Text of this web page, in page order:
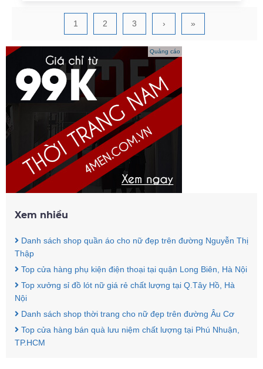
1 2 3 › »
Quảng cáo
Xem nhiều
Danh sách shop quần áo cho nữ đẹp trên đường Nguyễn Thị
Thập
Top cửa hàng phụ kiện điện thoại tại quận Long Biên, Hà Nội
Top xưởng sỉ đồ lót nữ giá rẻ chất lượng tại Q.Tây Hồ, Hà
Nội
Danh sách shop thời trang cho nữ đẹp trên đường Âu Cơ
Top cửa hàng bán quà lưu niệm chất lượng tại Phú Nhuận,
TP.HCM